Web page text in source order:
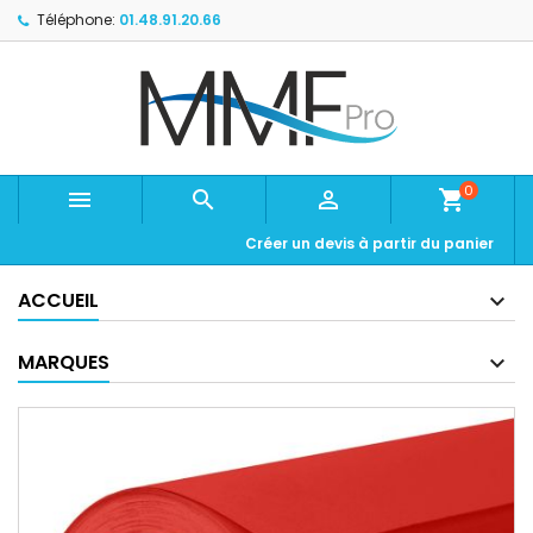
Téléphone: 01.48.91.20.66
   shopping_cart0
Créer un devis à partir du panier
ACCUEIL
MARQUES